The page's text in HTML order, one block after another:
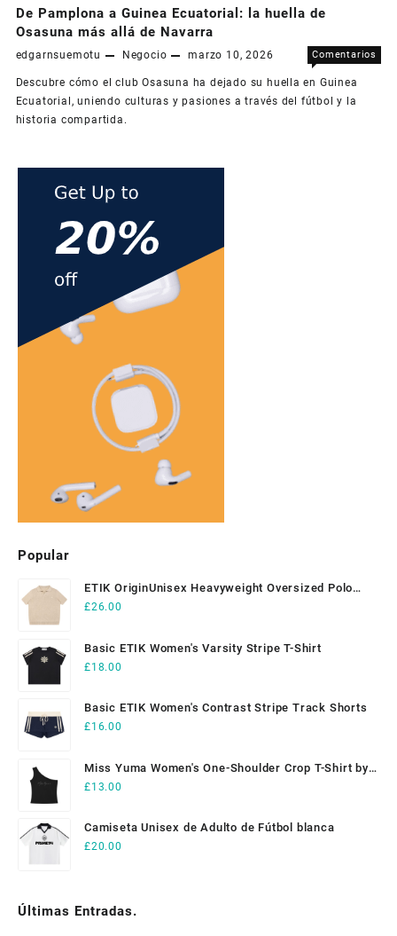
De Pamplona a Guinea Ecuatorial: la huella de
Osasuna más allá de Navarra
edgarnsuemotu Negocio marzo 10, 2026
Comentarios
Descubre cómo el club Osasuna ha dejado su huella en Guinea
Ecuatorial, uniendo culturas y pasiones a través del fútbol y la
historia compartida.
Popular
ETIK OriginUnisex Heavyweight Oversized Polo
Shirt
£26.00
Basic ETIK Women's Varsity Stripe T-Shirt
£18.00
Basic ETIK Women's Contrast Stripe Track Shorts
£16.00
Miss Yuma Women's One-Shoulder Crop T-Shirt by
ETIK
£13.00
Camiseta Unisex de Adulto de Fútbol blanca
£20.00
Últimas Entradas.